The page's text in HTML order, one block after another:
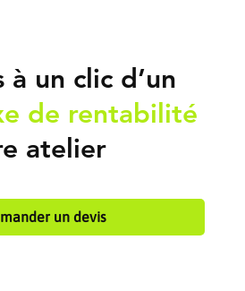
à un clic d’un
de rentabilité
atelier
un devis